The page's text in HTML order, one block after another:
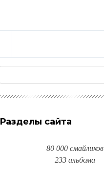
Разделы сайта
80 000 смайликов
233 альбома